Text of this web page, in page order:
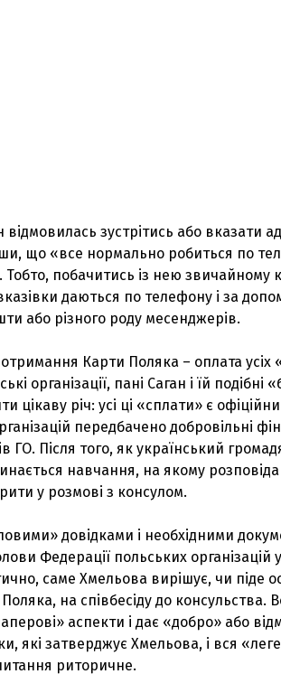
відмовилась зустрітись або вказати
що «все нормально робиться по
побачитись із нею звичайному
даються по телефону і за
або різного роду месенджерів.
Карти Поляка – оплата усіх
організації, пані Саган і їй подібні
цікаву річ: усі ці «сплати» є
передбачено добровільні
ГО. Після того, як український
навчання, на якому
у розмові з консулом.
довідками і необхідними
Федерації польських організацій у
саме Хмельова вирішує, чи піде
на співбесіду до консульства.
аспекти і дає «добро» або
які затверджує Хмельова, і вся
риторичне.